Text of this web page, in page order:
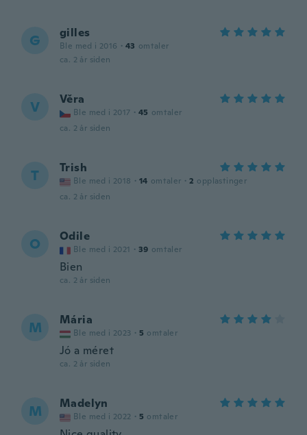
G gilles
Ble med i 2016 · 43 omtaler
ca. 2 år siden
V Věra
Ble med i 2017 · 45 omtaler
ca. 2 år siden
T Trish
Ble med i 2018 · 14 omtaler · 2 opplastinger
ca. 2 år siden
O Odile
Ble med i 2021 · 39 omtaler
Bien
ca. 2 år siden
M Mária
Ble med i 2023 · 5 omtaler
Jó a méret
ca. 2 år siden
M Madelyn
Ble med i 2022 · 5 omtaler